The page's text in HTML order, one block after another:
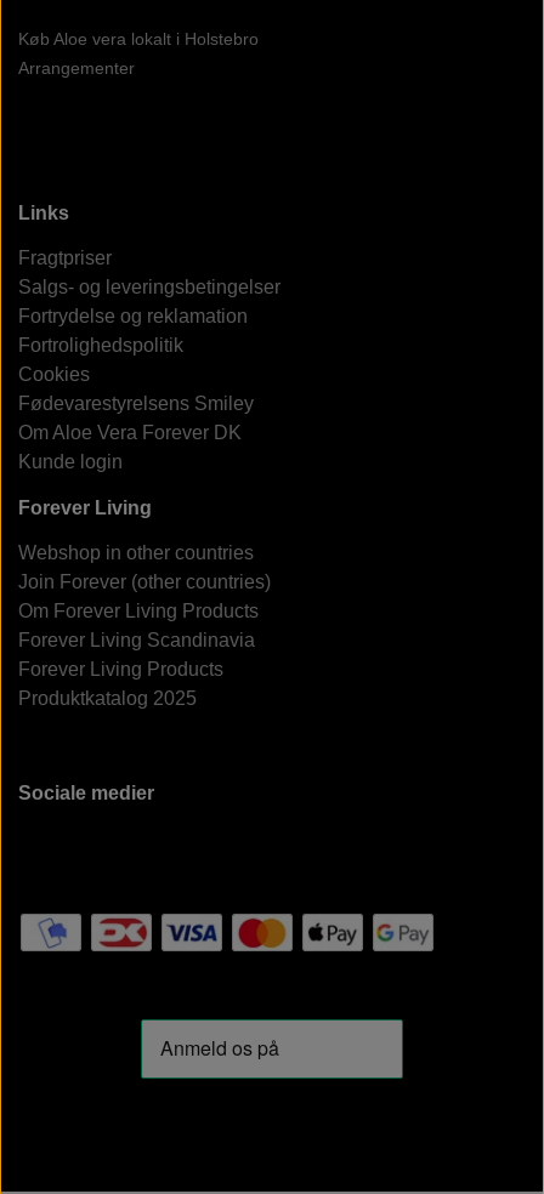
Køb Aloe vera lokalt i Holstebro
Arrangementer
Links
Fragtpriser
Salgs- og leveringsbetingelser
Fortrydelse og reklamation
Fortrolighedspolitik
Cookies
Fødevarestyrelsens Smiley
Om Aloe Vera Forever DK
Kunde login
Forever Living
Webshop in other countries
Join Forever (other countries)
Om Forever Living Products
Forever Living Scandinavia
Forever Living Products
Produktkatalog 2025
Sociale medier